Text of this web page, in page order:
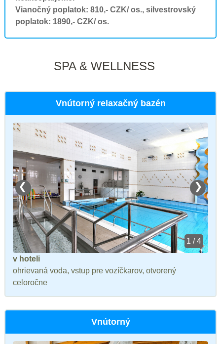
Vianočný poplatok: 810,- CZK/ os., silvestrovský
poplatok: 1890,- CZK/ os.
SPA & WELLNESS
Vnútorný relaxačný bazén
❮ ❯
1 / 4
v hoteli
ohrievaná voda, vstup pre vozíčkarov, otvorený
celoročne
Vnútorný